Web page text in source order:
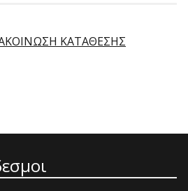
ΚΑΤΑΘΕΣΗΣ